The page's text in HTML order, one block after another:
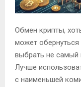
Обмен крипты,
может
выбрать не самый
Лучше
с наименьшей